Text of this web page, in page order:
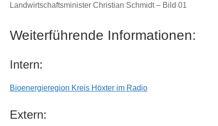
Landwirtschaftsminister Christian Schmidt – Bild 01
Weiterführende Informationen:
Intern:
Bioenergieregion Kreis Höxter im Radio
Extern: